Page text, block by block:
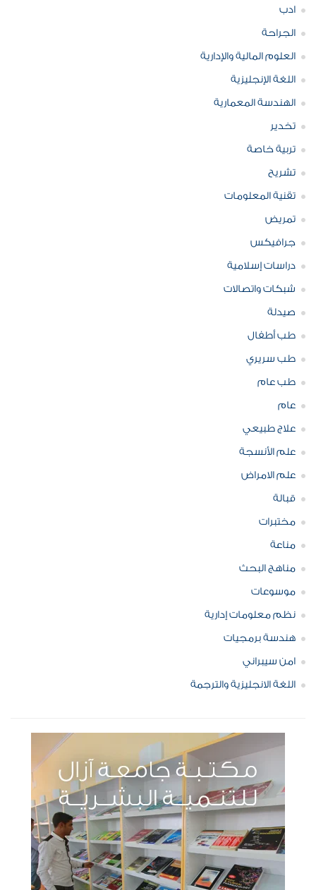
ادب
الجراحة
العلوم المالية والإدارية
اللغة الإنجليزية
الهندسة المعمارية
تخدير
تربية خاصة
تشريح
تقنية المعلومات
تمريض
جرافيكس
دراسات إسلامية
شبكات واتصالات
صيدلة
طب أطفال
طب سريري
طب عام
عام
علاج طبيعي
علم الأنسجة
علم الامراض
قبالة
مختبرات
مناعة
مناهج البحث
موسوعات
نظم معلومات إدارية
هندسة برمجيات
امن سيبراني
اللغة الانجليزية والترجمة